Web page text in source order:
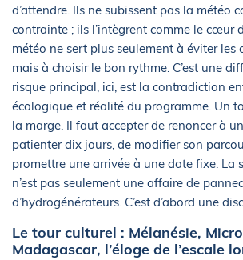
d’attendre. Ils ne subissent pas la météo
contrainte ; ils l’intègrent comme le cœur
météo ne sert plus seulement à éviter les
mais à choisir le bon rythme. C’est une
risque principal, ici, est la contradiction
écologique et réalité du programme. Un
la marge. Il faut accepter de renoncer à
patienter dix jours, de modifier son
promettre une arrivée à une date fixe. La
n’est pas seulement une affaire de
d’hydrogénérateurs. C’est d’abord une
Le tour culturel : Mélanésie,
Madagascar, l’éloge de l’escale